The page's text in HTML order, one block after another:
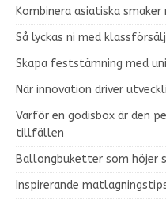
Kombinera asiatiska
Så lyckas ni med
Skapa feststämning med
När innovation driver
Varför en godisbox är den
tillfällen
Ballongbuketter som höjer
Inspirerande